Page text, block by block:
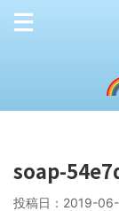
soap-
投稿日： 2019-